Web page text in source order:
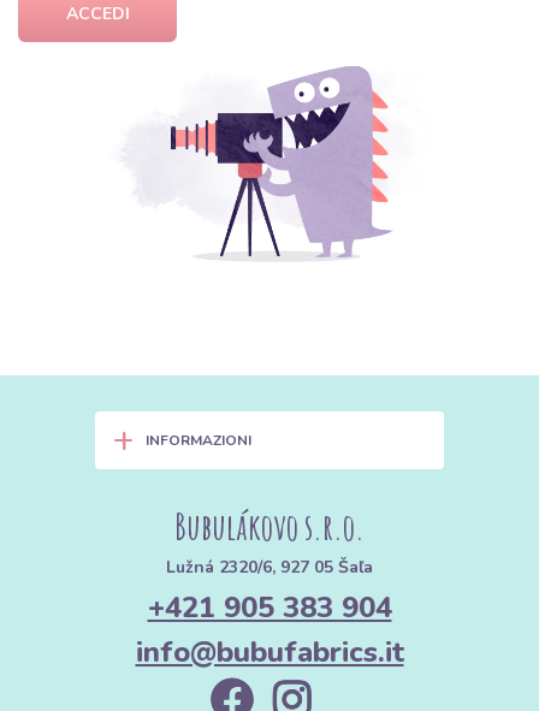
ACCEDI
+ INFORMAZIONI
Bubulákovo s.r.o.
Lužná 2320/6, 927 05 Šaľa
+421 905 383 904
info@bubufabrics.it